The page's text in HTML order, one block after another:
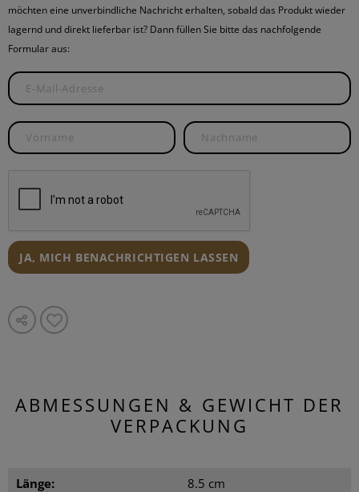
möchten eine unverbindliche Nachricht erhalten, sobald das Produkt wieder
lagernd und direkt lieferbar ist? Dann füllen Sie bitte das nachfolgende
Formular aus:
JA, MICH BENACHRICHTIGEN LASSEN
ABMESSUNGEN & GEWICHT DER
VERPACKUNG
Länge:
8.5 cm